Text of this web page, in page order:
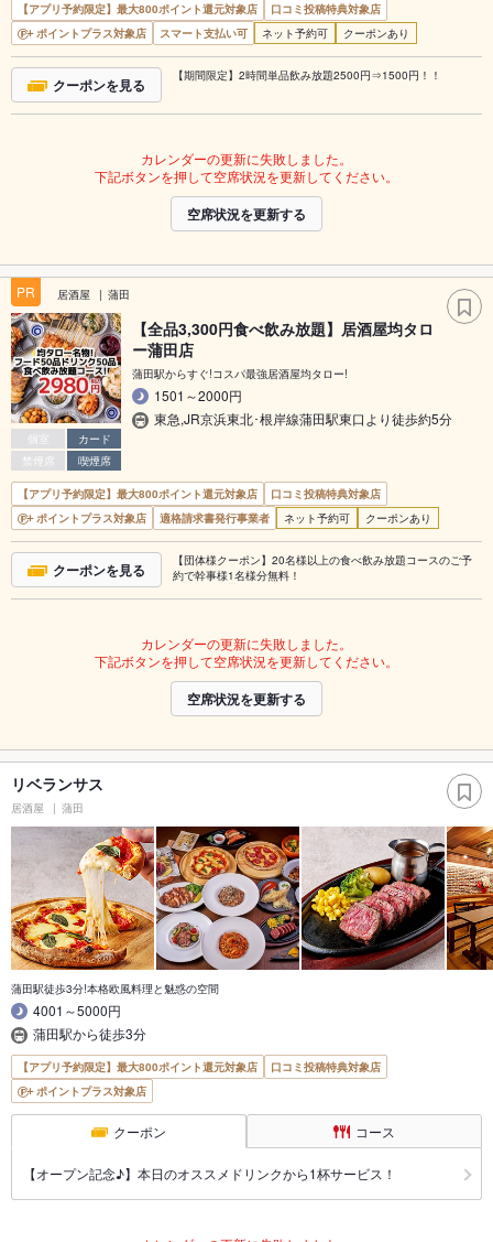
【アプリ予約限定】最大800ポイント還元対象店
口コミ投稿特典対象店
ポイントプラス対象店
スマート支払い可 ネット予約可 クーポンあり
クーポンを見る 【期間限定】2時間単品飲み放題2500円⇒1500円！！
カレンダーの更新に失敗しました。
下記ボタンを押して空席状況を更新してください。
空席状況を更新する
PR 居酒屋 蒲田
個室
カード
禁煙席
喫煙席
【全品3,300円食べ飲み放題】居酒屋均タロ
ー蒲田店
蒲田駅からすぐ!コスパ最強居酒屋均タロー!
1501～2000円
東急,JR京浜東北･根岸線蒲田駅東口より徒歩約5分
【アプリ予約限定】最大800ポイント還元対象店
口コミ投稿特典対象店
ポイントプラス対象店
適格請求書発行事業者 ネット予約可 クーポンあり
クーポンを見る
【団体様クーポン】20名様以上の食べ飲み放題コースのご予
約で幹事様1名様分無料！
カレンダーの更新に失敗しました。
下記ボタンを押して空席状況を更新してください。
空席状況を更新する
リベランサス
居酒屋 蒲田
蒲田駅徒歩3分!本格欧風料理と魅惑の空間
4001～5000円
蒲田駅から徒歩3分
【アプリ予約限定】最大800ポイント還元対象店
口コミ投稿特典対象店
ポイントプラス対象店
クーポン コース
【オープン記念♪】本日のオススメドリンクから1杯サービス！